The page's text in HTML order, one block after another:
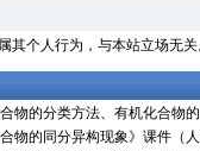
其个人行为，与本站立场无关
物的分类方法、有机化合物
物的同分异构现象》课件（人